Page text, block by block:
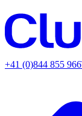
+41 (0)844 855 966